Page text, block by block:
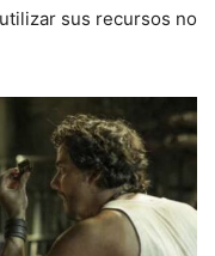
sus recursos no